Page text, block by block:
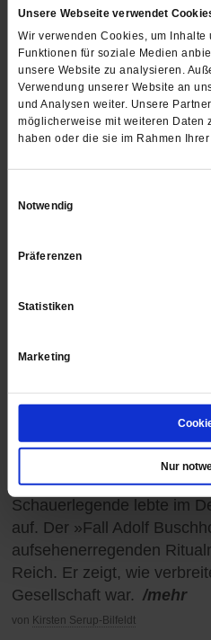
Unsere Webseite verwendet
Wir verwenden Cookies, um Inhalte
Funktionen für soziale Medien
unsere Website zu analysieren.
Verwendung unserer Website an
und Analysen weiter. Unsere
möglicherweise mit weiteren Daten
haben oder die sie im Rahmen
Notwendig
Präferenzen
Statistiken
Marketing
Nur
Menschlichkeit? Dafür hat
Verachtung übrig. Israel
gewählte Mehrheiten den
Warnung. /mehr
vonMoshe Zimmermann
Ein True-Crime-Fall mit
Juden töten
Schauerlegende lebte im
auf. Der »Fall Adolf
aufsehenerregenden
Reich. Er zeigt, wie
Gesellschaft war. /mehr
von Kirsten Serup-Bilfeldt